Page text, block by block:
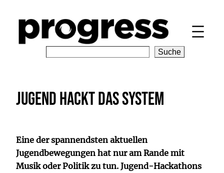
Inhalt
springen
c
h
Suche
Jugend hackt das System
Eine der spannendsten aktuellen
Jugendbewegungen hat nur am Rande mit
Musik oder Politik zu tun. Jugend-Hackathons